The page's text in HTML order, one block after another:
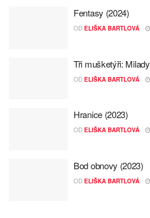
Fentasy (2024)
OD ELIŠKA BARTLOVÁ
Tři mušketýři:
OD ELIŠKA BARTLOVÁ
Hranice (2023)
OD ELIŠKA BARTLOVÁ
Bod obnovy (2023)
OD ELIŠKA BARTLOVÁ